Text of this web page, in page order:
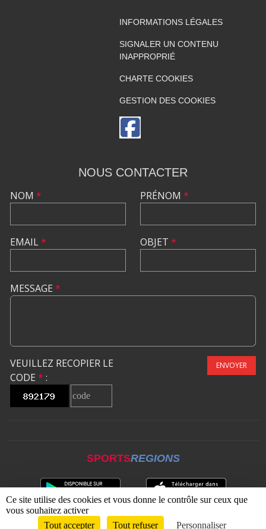
INFORMATIONS LÉGALES
SIGNALER UN CONTENU
INAPPROPRIÉ
CHARTE COOKIES
GESTION DES COOKIES
NOUS CONTACTER
NOM *
EMAIL*
PRÉNOM *
OBJET *
MESSAGE *
VEUILLEZ RECOPIER LE
CODE * :
ENVOYER
SPORTSREGIONS
Envie de participer ? CONNEXION
Ce site utilise des cookies et vous donne le contrôle sur ceux que
vous souhaitez activer
Tout accepter
Tout refuser Personnaliser